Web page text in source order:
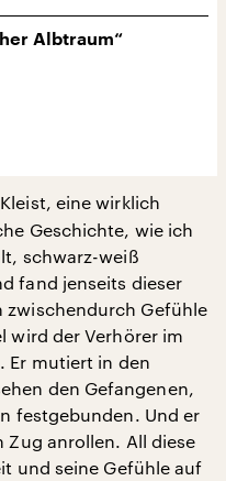
Albtraum“
eine wirklich
Geschichte, wie ich
schwarz-weiß
fand jenseits dieser
zwischendurch Gefühle
wird der Verhörer im
Er mutiert in den
den Gefangenen,
festgebunden. Und er
Zug anrollen. All diese
und seine Gefühle auf